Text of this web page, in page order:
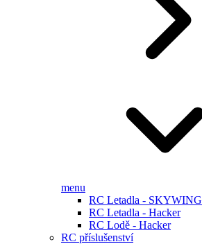
menu
RC Letadla - SKYWING
RC Letadla - Hacker
RC Lodě - Hacker
RC příslušenství